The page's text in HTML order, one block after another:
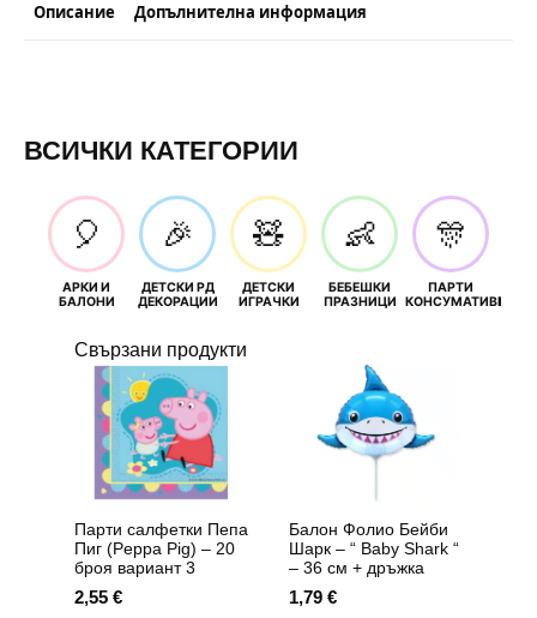
Описание Допълнителна информация
ВСИЧКИ КАТЕГОРИИ
🎈
АРКИ И
БАЛОНИ
🎉
ДЕТСКИ РД
ДЕКОРАЦИИ
🧸
ДЕТСКИ
ИГРАЧКИ
👶
БЕБЕШКИ
ПРАЗНИЦИ
🎊
ПАРТИ
КОНСУМАТИВИ
Свързани продукти
Парти салфетки Пепа
Пиг (Peppa Pig) – 20
броя вариант 3
2,55 €
Балон Фолио Бейби
Шарк – “ Baby Shark “
– 36 см + дръжка
1,79 €